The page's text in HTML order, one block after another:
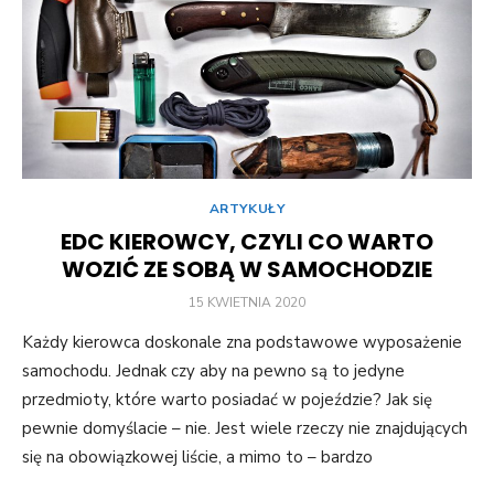
ARTYKUŁY
EDC KIEROWCY, CZYLI CO WARTO
WOZIĆ ZE SOBĄ W SAMOCHODZIE
POSTED
15 KWIETNIA 2020
Każdy kierowca doskonale zna podstawowe wyposażenie
samochodu. Jednak czy aby na pewno są to jedyne
przedmioty, które warto posiadać w pojeździe? Jak się
pewnie domyślacie – nie. Jest wiele rzeczy nie znajdujących
się na obowiązkowej liście, a mimo to – bardzo